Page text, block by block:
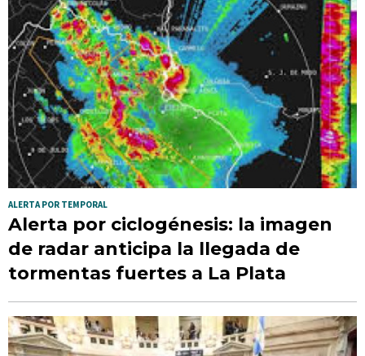
ALERTA POR TEMPORAL
Alerta por ciclogénesis: la imagen
de radar anticipa la llegada de
tormentas fuertes a La Plata